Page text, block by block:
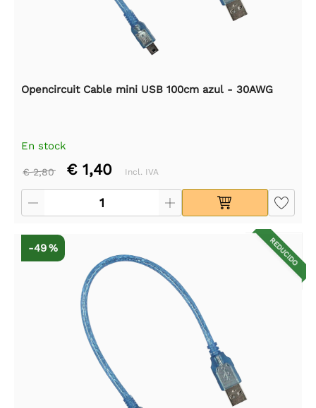
Opencircuit Cable mini USB 100cm azul - 30AWG
En stock
€ 2,80 € 1,40 Incl. IVA
REDUCIDO
-49 %